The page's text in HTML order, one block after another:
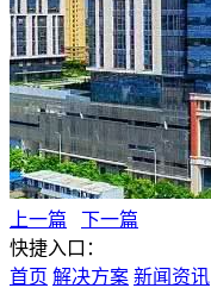
上一篇
下一篇
快捷入口：
首页 解决方案 新闻资讯